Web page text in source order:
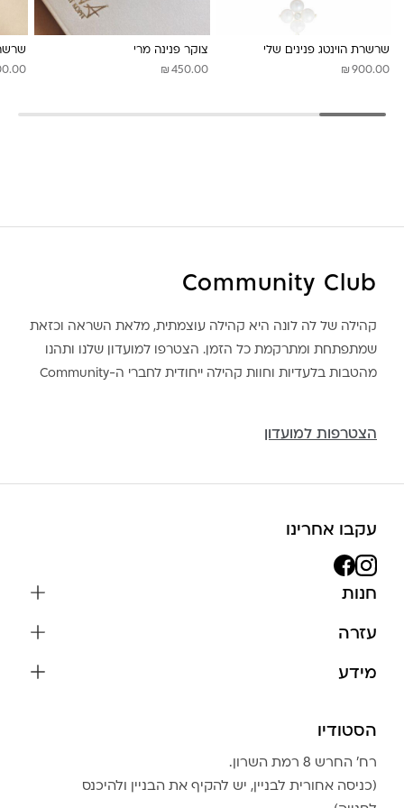
שרשרת הוינטג פנינים שלי
₪ 900.00
צוקר פנינה מרי
₪ 450.00
Community Club
קהילה של לה לונה היא קהילה עוצמתית, מלאת השראה וכזאת
שמתפתחת ומתרקמת כל הזמן. הצטרפו למועדון שלנו ותהנו
מהטבות בלעדיות וחוות קהילה ייחודית לחברי ה-Community
הצטרפות למועדון
עקבו אחרינו
חנות
צמידים
בגדים
אביזרים
גברים
עזרה
צור קשר
מידע
שמירה על התכשיטים
הצהרת נגישות
טבלת מידות טבעות
הסטודיו
רח׳ החרש 8 רמת השרון.
(כניסה אחורית לבניין, יש להקיף את הבניין ולהיכנס